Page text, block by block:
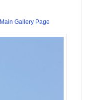
Main Gallery Page